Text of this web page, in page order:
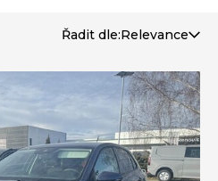
Řadit dle:Relevance